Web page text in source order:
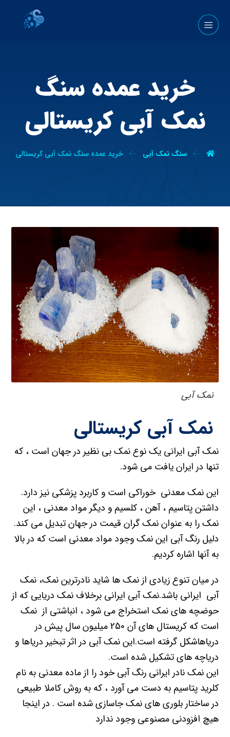
خرید عمده سنگ
نمک آبی کریستالی
سنگ نمک آبی خرید عمده سنگ نمک آبی کریستالی
نمک آبی
نمک آبی کریستالی
نمک آبی ایرانی یک نوع نمک بی نظیر در جهان است ، که
تنها در ایران یافت می شود.
این نمک معدنی خوراکی است و کاربرد پزشکی نیز دارد.
داشتن پتاسیم ، آهن ، کلسیم و دیگر مواد معدنی ، این
نمک را به عنوان نمک گران قیمت در جهان تبدیل می کند.
دلیل رنگ آبی این نمک وجود مواد معدنی است که در بالا
به آنها اشاره کردیم.
در میان تنوع زیادی از نمک ها شاید نادرترین نمک، نمک
آبی ایرانی باشد.نمک آبی ایرانی برخلاف نمک دریایی که از
حوضچه های نمک استخراج می شود ، انباشتی از نمک
است که کریستال های آن 250 میلیون سال پیش در
دریاهاشکل گرفته است.این نمک آبی در اثر تبخیر دریاها و
دریاچه های تشکیل شده است.
این نمک نادر ایرانی رنگ آبی خود را از ماده معدنی به نام
کلرید پتاسیم به دست می آورد ، که به روش کاملا طبیعی
در ساختار بلوری های نمک جاسازی شده است . در اینجا
هیچ افزودنی مصنوعی وجود ندارد